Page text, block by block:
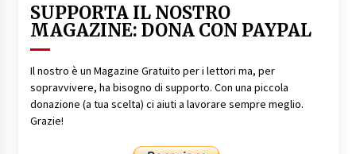
SUPPORTA IL NOSTRO
MAGAZINE: DONA CON PAYPAL
Il nostro è un Magazine Gratuito per i lettori ma, per
sopravvivere, ha bisogno di supporto. Con una piccola
donazione (a tua scelta) ci aiuti a lavorare sempre meglio.
Grazie!